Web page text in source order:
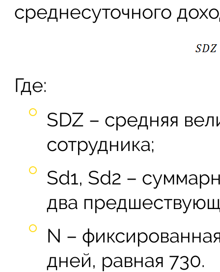
среднесуточного
Где:
SDZ – средняя
сотрудника;
Sd1, Sd2 –
два
N –
дней, равная 730.